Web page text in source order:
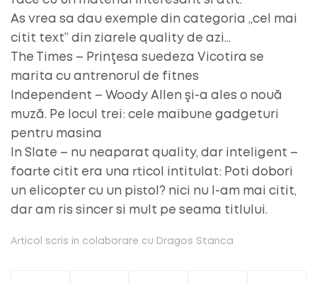
As vrea sa dau exemple din categoria „cel mai
citit text” din ziarele quality de azi…
The Times – Prinţesa suedeza Vicotira se
marita cu antrenorul de fitnes
Independent – Woody Allen şi-a ales o nouă
muză. Pe locul trei: cele maibune gadgeturi
pentru masina
In Slate – nu neaparat quality, dar inteligent –
foarte citit era una rticol intitulat: Poti dobori
un elicopter cu un pistol? nici nu l-am mai citit,
dar am ris sincer si mult pe seama titlului.
Articol scris in colaborare cu Dragos Stanca